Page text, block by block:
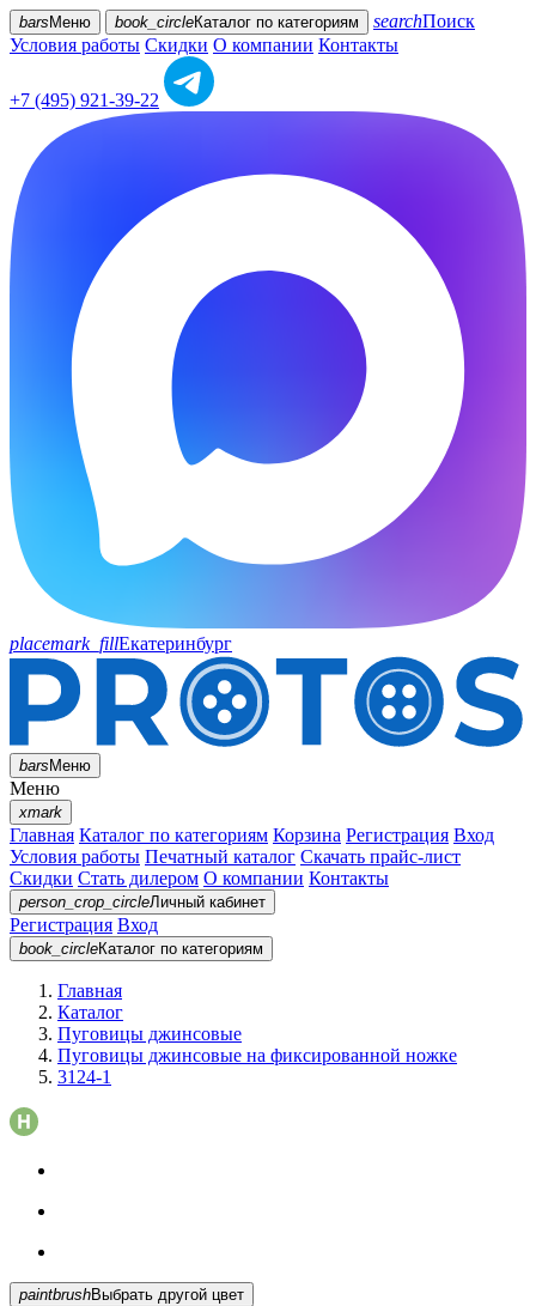
bars Меню book_circleКаталог по категориям searchПоиск
Условия работы Скидки О компании Контакты
+7 (495) 921-39-22
placemark_fillЕкатеринбург
barsМеню
Меню
xmark
Главная Каталог по категориям Корзина Регистрация Вход
Условия работы Печатный каталог Скачать прайс-лист
Скидки Стать дилером О компании Контакты
person_crop_circleЛичный кабинет
Регистрация Вход
book_circleКаталог по категориям
Главная
Каталог
Пуговицы джинсовые
Пуговицы джинсовые на фиксированной ножке
3124-1
paintbrush Выбрать другой цвет